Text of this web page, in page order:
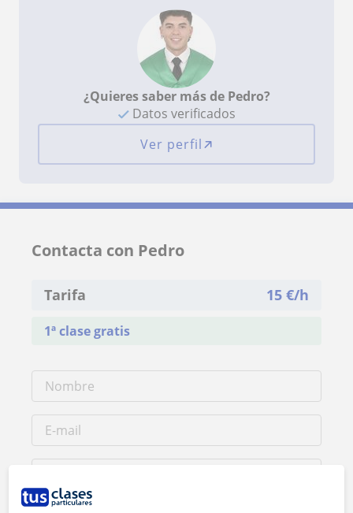
¿Quieres saber más de Pedro?
Datos verificados
Ver perfil
Contacta con Pedro
Tarifa 15 €/h
1ª clase gratis